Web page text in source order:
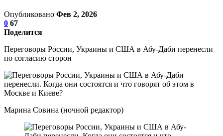
Опубликовано Фев 2, 2026
0 67
Поделится
Переговоры России, Украины и США в Абу-Даби перенесли
по согласию сторон
Марина Совина (ночной редактор)